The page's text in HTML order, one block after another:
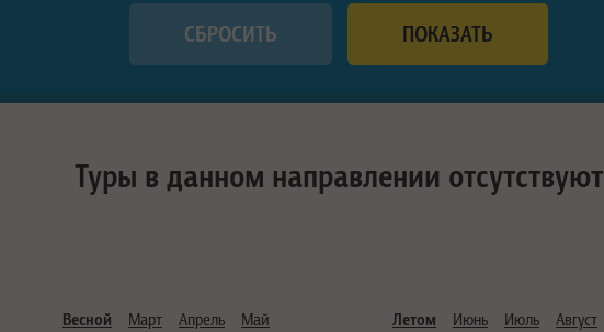
Туры в данном направлении отсутствуют
Весной Март Апрель Май Летом Июнь Июль Август